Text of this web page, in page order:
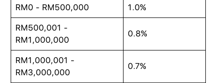
RM0 - RM500,000 1.0%
RM500,001 -
RM1,000,000
0.8%
RM1,000,001 -
RM3,000,000
0.7%